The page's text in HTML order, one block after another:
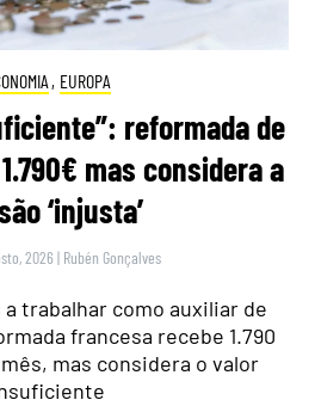
, EUROPA
reformada de
mas considera a
‘injusta’
2026 | Rubén Gonçalves
a trabalhar como auxiliar de
francesa recebe 1.790
mas considera o valor